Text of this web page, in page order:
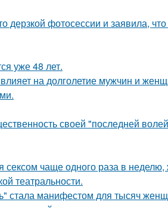
фотосессии и заявила,
уже 48 лет.
на долголетие мужчин и
своей "последней
чаще одного раза в
театральности.
стала манифестом для тысяч